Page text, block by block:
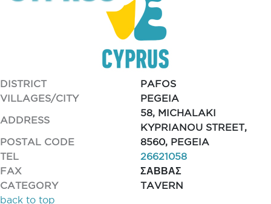
DISTRICT
PAFOS
VILLAGES/CITY
PEGEIA
ADDRESS
58, MICHALAKI
KYPRIANOU STREET,
POSTAL CODE
8560, PEGEIA
TEL
26621058
FAX
ΣΑΒΒΑΣ
CATEGORY
TAVERN
back to top